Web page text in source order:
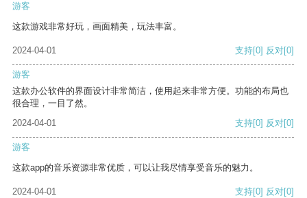
游客
这款游戏非常好玩，画面精美，玩法丰富。
2024-04-01 支持[0] 反对[0]
游客
这款办公软件的界面设计非常简洁，使用起来非常方便。功能的布局也
很合理，一目了然。
2024-04-01
支持[0] 反对[0]
游客
这款app的音乐资源非常优质，可以让我尽情享受音乐的魅力。
2024-04-01 支持[0] 反对[0]